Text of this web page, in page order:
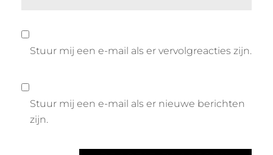
Stuur mij een e-mail als er vervolgreacties zijn.
Stuur mij een e-mail als er nieuwe berichten
zijn.